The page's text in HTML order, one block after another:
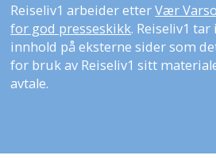
Reiseliv1 arbeider etterVær
for god presseskikk. Reiseliv1
innhold på eksterne sider som
for bruk av Reiseliv1 sitt
avtale.